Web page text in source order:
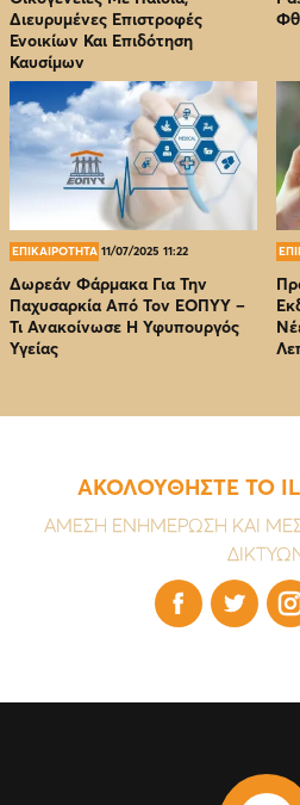
Διευρυμένες Επιστροφές
Ενοικίων Και Επιδότηση
Καυσίμων
ΕΠΙΚΑΙΡΟΤΗΤΑ 11/07/2025 11:22
Δωρεάν Φάρμακα Για Την
Παχυσαρκία Από Τον EOΠΥΥ –
Τι Ανακοίνωσε Η Υφυπουργός
Υγείας
ΑΚΟΛΟΥΘΗΣΤΕ ΤΟ
ΑΜΕΣΗ ΕΝΗΜΕΡΩΣΗ ΚΑΙ
 